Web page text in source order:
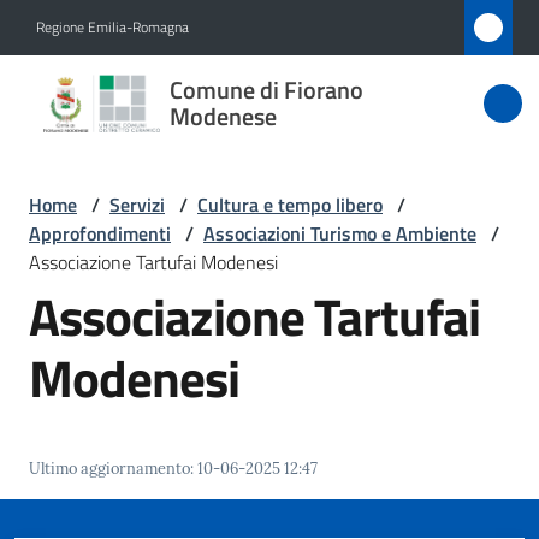
Regione Emilia-Romagna
Comune di Fiorano
Modenese
Comune
di Fiorano
Amministrazione
Novità
Servizi
Vivere
Fiorano
Home / Servizi / Cultura e tempo libero /
Approfondimenti / Associazioni Turismo e Ambiente /
Associazione Tartufai Modenesi
Associazione Tartufai
Modenesi
Ultimo aggiornamento:10-06-2025 12:47